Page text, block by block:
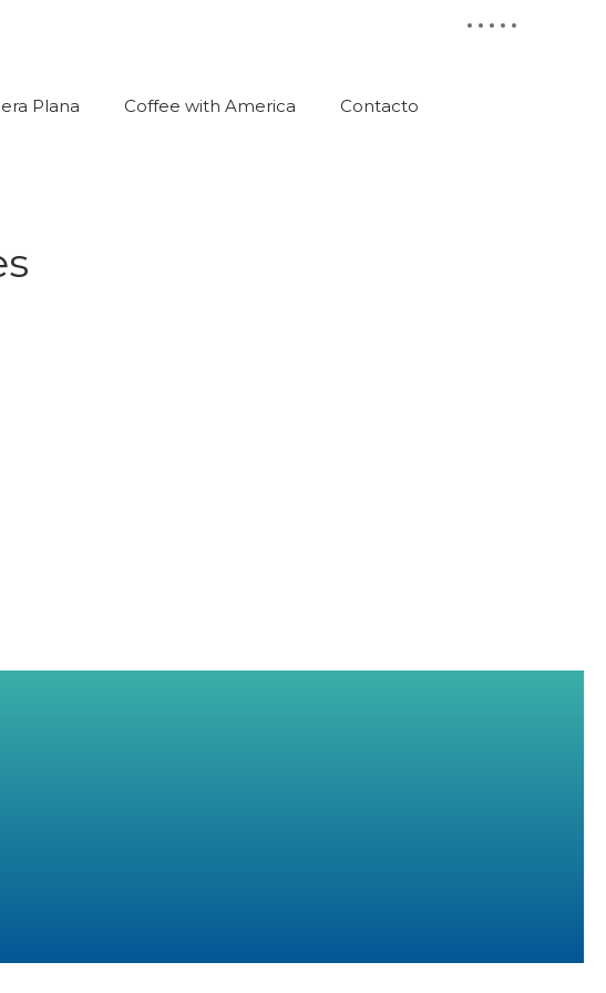
Plana Coffee with America Contacto